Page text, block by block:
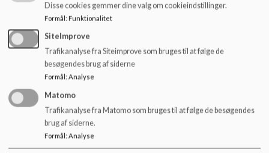
Referat
De generelle spørgsmål fra tidligere års
survey blev frembragt på
skolebestyrelsesmødet:
Disse cookies gemmer dine valg om cookieindstillinger.
Formål: Funktionalitet
SiteImprove
Trafikanalyse fra Siteimprove som bruges til at følge de
besøgendes brug af siderne
Formål : Analyse
Matomo
Trafikanalyse fra Matomo som bruges til at følge de besøgendes
brug af siderne.
Formål: Analyse